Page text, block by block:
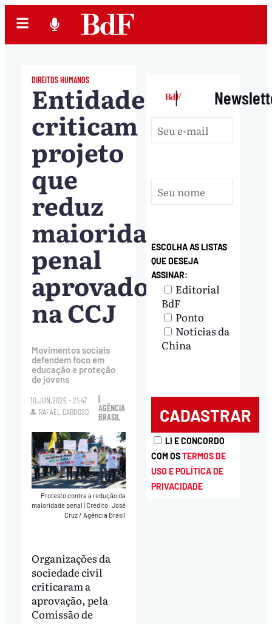
DIREITOS HUMANOS
Entidades
criticam
projeto
que
reduz
maioridade
penal
aprovado
na CCJ
Movimentos sociais
defendem foco em
educação e proteção
de jovens
10.JUN.2026 - 21:47
RAFAEL CARDOSO
AGÊNCIA
BRASIL
Protesto contra a redução da
maioridade penal|Crédito: José
Cruz / Agência Brasil
Organizações da
sociedade civil
criticaram a
aprovação, pela
Comissão de
|
ESCOLHA AS LISTAS
QUE DESEJA
ASSINAR:
Editorial
BdF
Ponto
Notícias da
China
LI E CONCORDO
COM OSTERMOS DE
USO E POLÍTICA DE
PRIVACIDADE